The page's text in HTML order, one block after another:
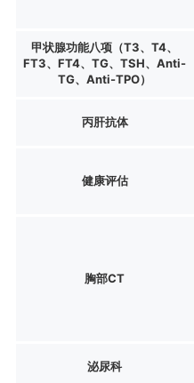
甲状腺功能八项（T3、T4、
FT3、FT4、TG、TSH、Anti-
TG、Anti-TPO）
丙肝抗体
健康评估
胸部CT
泌尿科